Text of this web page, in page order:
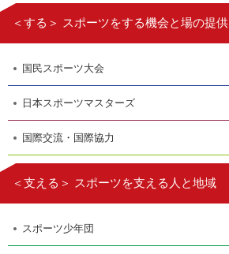
＜する＞ スポーツをする機会と場の提供
国民スポーツ大会
日本スポーツマスターズ
国際交流・国際協力
＜支える＞ スポーツを支える人と地域
スポーツ少年団